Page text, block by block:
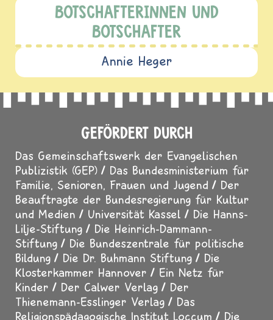
BOTSCHAFTERINNEN UND
BOTSCHAFTER
Annie Heger
GEFÖRDERT DURCH
Das Gemeinschaftswerk der Evangelischen
Publizistik (GEP)
Das Bundesministerium für
Familie, Senioren, Frauen und Jugend
Der
Beauftragte der Bundesregierung für Kultur
und Medien
Universität Kassel
Die Hanns-
Lilje-Stiftung
Die Heinrich-Dammann-
Stiftung
Die Bundeszentrale für politische
Bildung
Die Dr. Buhmann Stiftung
Die
Klosterkammer Hannover
Ein Netz für
Kinder
Der Calwer Verlag
Der
Thienemann-Esslinger Verlag
Das
Religionspädagogische Institut Loccum
Die